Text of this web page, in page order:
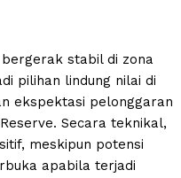
stabil di zona
pilihan lindung nilai di
ekspektasi pelonggaran
Secara teknikal,
meskipun potensi
apabila terjadi